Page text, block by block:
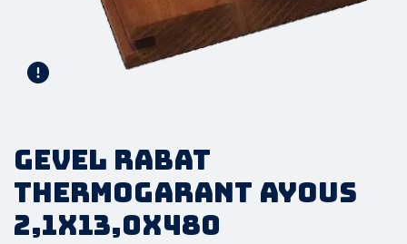
Gevel Rabat
Thermogarant Ayous
2,1x13,0x480